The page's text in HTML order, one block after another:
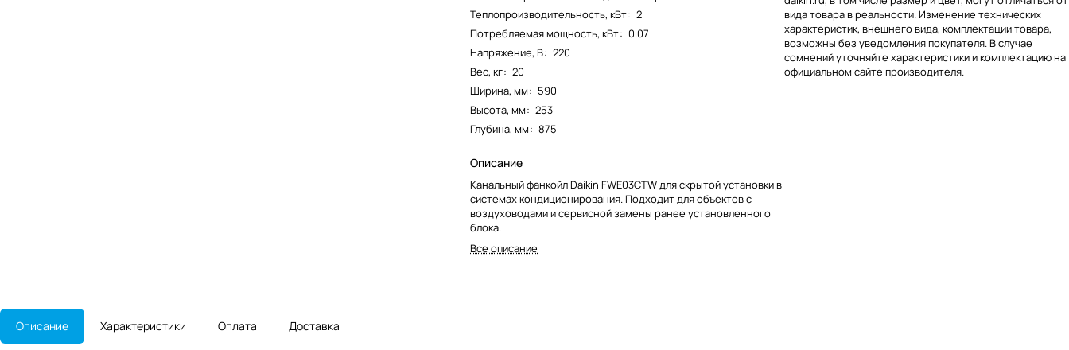
Теплопроизводительность, кВт: 2
Потребляемая мощность, кВт: 0.07
Напряжение, В: 220
Вес, кг: 20
Ширина, мм: 590
Высота, мм: 253
Глубина, мм: 875
Описание
Канальный фанкойл Daikin FWE03CTW для скрытой установки в
системах кондиционирования. Подходит для объектов с
воздуховодами и сервисной замены ранее установленного
блока.
Все описание
вида товара в реальности. Изменение технических
характеристик, внешнего вида, комплектации товара,
возможны без уведомления покупателя. В случае
сомнений уточняйте характеристики и комплектацию на
официальном сайте производителя.
Описание Характеристики Оплата Доставка